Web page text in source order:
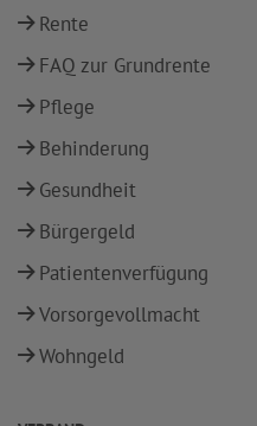
Rente
FAQ zur Grundrente
Pflege
Behinderung
Gesundheit
Bürgergeld
Patientenverfügung
Vorsorgevollmacht
Wohngeld